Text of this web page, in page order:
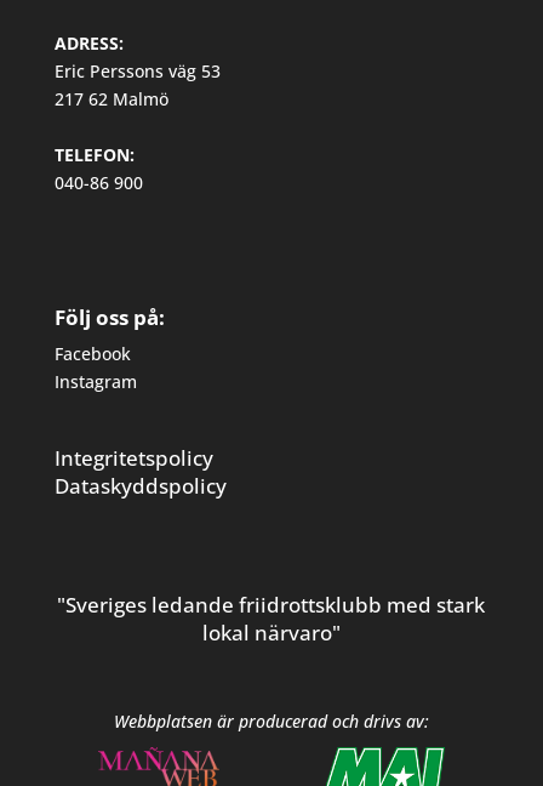
ADRESS:
Eric Perssons väg 53
217 62 Malmö
TELEFON:
040-86 900
Följ oss på:
Facebook
Instagram
Integritetspolicy
Dataskyddspolicy
"Sveriges ledande friidrottsklubb med stark
lokal närvaro"
Webbplatsen är producerad och drivs av: